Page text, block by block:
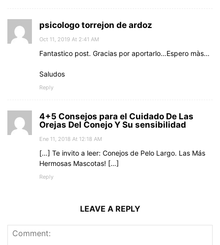
psicologo torrejon de ardoz
Oct 11, 2019 At 2:41 AM
Fantastico post. Gracias por aportarlo…Espero màs…
Saludos
Reply
4+5 Consejos para el Cuidado De Las
Orejas Del Conejo Y Su sensibilidad
Ene 11, 2018 At 12:18 AM
[…] Te invito a leer: Conejos de Pelo Largo. Las Más
Hermosas Mascotas! […]
Reply
LEAVE A REPLY